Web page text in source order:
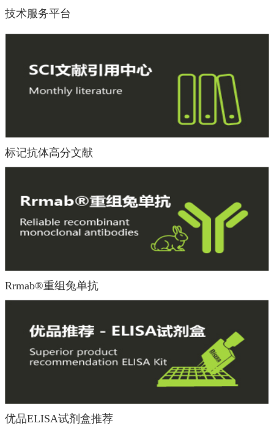
技术服务平台
标记抗体高分文献
Rrmab®重组兔单抗
优品ELISA试剂盒推荐